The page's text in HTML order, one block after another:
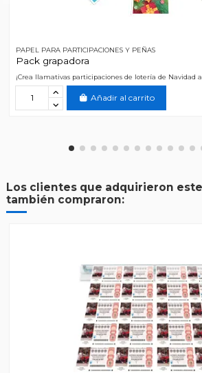
PAPEL PARA PARTICIPACIONES Y PEÑAS
Pack grapadora
¡Crea llamativas participaciones de lotería de Navidad
Añadir al carrito
Los clientes que adquirieron
también compraron: